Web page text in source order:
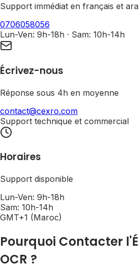
Support immédiat en français et
0706058056
Lun-Ven: 9h-18h · Sam: 10h-14h
Écrivez-nous
Réponse sous 4h en moyenne
contact@cexro.com
Support technique et commercial
Horaires
Support disponible
Lun-Ven: 9h-18h
Sam: 10h-14h
GMT+1 (Maroc)
Pourquoi Contacter
OCR ?